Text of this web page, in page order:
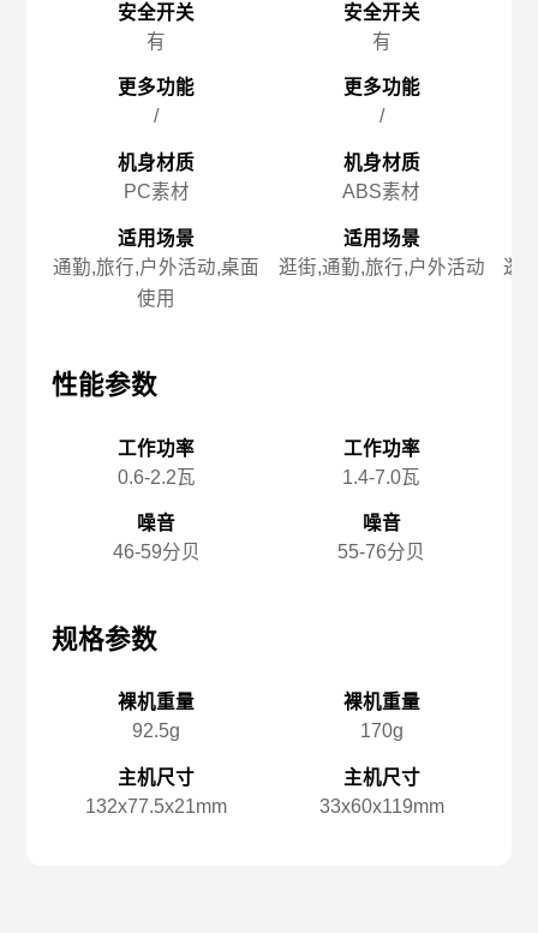
安全开关
有
更多功能
/
机身材质
PC素材
适用场景
通勤,旅行,户外活动,桌面
使用
性能参数
工作功率
0.6-2.2瓦
噪音
46-59分贝
规格参数
裸机重量
92.5g
主机尺寸
132x️77.5x️21mm
安全开关
有
更多功能
/
机身材质
ABS素材
适用场景
逛街,通勤,旅行,户外活动
工作功率
1.4-7.0瓦
噪音
55-76分贝
裸机重量
170g
主机尺寸
33x️60x️119mm
逛